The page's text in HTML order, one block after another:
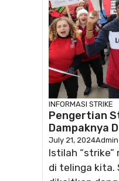
INFORMASI STRIKE
Pengertian
Dampaknya
July 21, 2024Admin
Istilah “strike”
di telinga kita.